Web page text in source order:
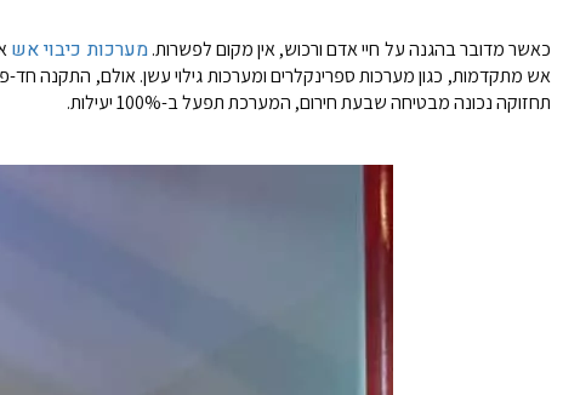
כאשר מדובר בהגנה על חיי אדם ורכוש, אין מקום לפשרות.מערכות כיבוי אש
אש מתקדמות, כגון מערכות ספרינקלרים ומערכות גילוי עשן. אולם, התקנה חד-
תחזוקה נכונה מבטיחה שבעת חירום, המערכת תפעל ב-100% יעילות.